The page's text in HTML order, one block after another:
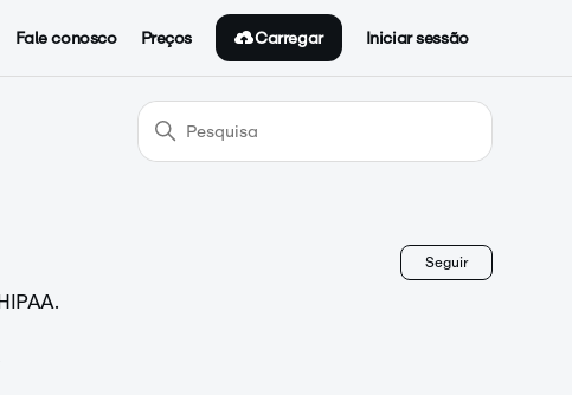
Fale conosco Preços Carregar Iniciar sessão
Seguir
Ainda